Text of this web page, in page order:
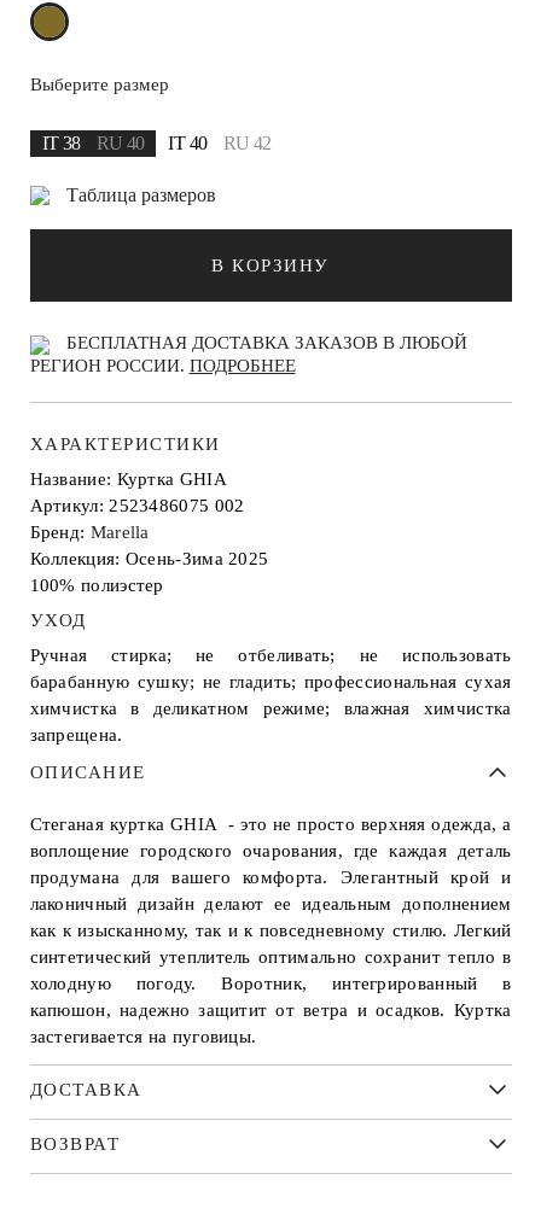
Выберите размер
IT 38 RU 40 IT 40 RU 42
Таблица размеров
В КОРЗИНУ
БЕСПЛАТНАЯ ДОСТАВКА ЗАКАЗОВ В ЛЮБОЙ
РЕГИОН РОССИИ. ПОДРОБНЕЕ
ХАРАКТЕРИСТИКИ
Название: Куртка GHIA
Артикул: 2523486075 002
Бренд: Marella
Коллекция: Осень-Зима 2025
100% полиэстер
УХОД
Ручная стирка; не отбеливать; не использовать
барабанную сушку; не гладить; профессиональная сухая
химчистка в деликатном режиме; влажная химчистка
запрещена.
ОПИСАНИЕ
Стеганая куртка GHIA - это не просто верхняя одежда, а
воплощение городского очарования, где каждая деталь
продумана для вашего комфорта. Элегантный крой и
лаконичный дизайн делают ее идеальным дополнением
как к изысканному, так и к повседневному стилю. Легкий
синтетический утеплитель оптимально сохранит тепло в
холодную погоду. Воротник, интегрированный в
капюшон, надежно защитит от ветра и осадков. Куртка
застегивается на пуговицы.
ДОСТАВКА
ВОЗВРАТ